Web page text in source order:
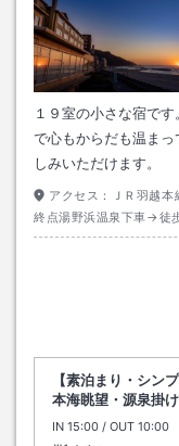
１９室の小さな宿で
で心もからだも温ま
しみいただけます。
アクセス：
ＪＲ羽越
終点湯野浜温泉下車→徒
【素泊まり・シン
本海眺望・源泉掛
IN チェックイン
15:00 / OUT チェッ
10:00